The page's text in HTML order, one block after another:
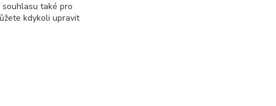
také pro
kdykoli upravit